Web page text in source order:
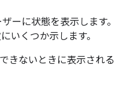
ーに状態を表示します。
いくつか示します。
きないときに表示される